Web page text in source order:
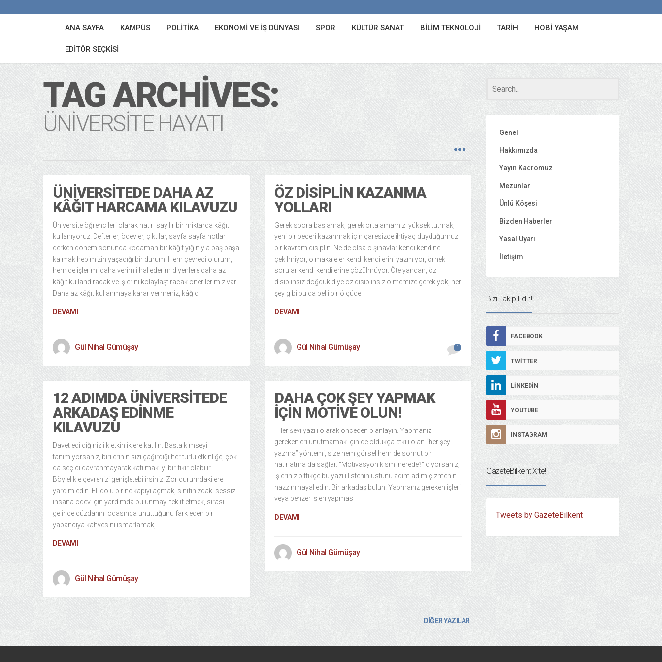
ANA SAYFA KAMPÜS POLITIKA EKONOMI VE İŞ DÜNYASI SPOR KÜLTÜR SANAT BILIM TEKNOLOJI TARIH HOBI YAŞAM
EDITÖR SEÇKISI
TAG ARCHIVES:
ÜNIVERSITE HAYATI
ÜNIVERSITEDE DAHA AZ
KÂĞIT HARCAMA KILAVUZU
Üniversite öğrencileri olarak hatırı sayılır bir miktarda kâğıt
kullanıyoruz. Defterler, ödevler, çıktılar, sayfa sayfa notlar
derken dönem sonunda kocaman bir kâğıt yığınıyla baş başa
kalmak hepimizin yaşadığı bir durum. Hem çevreci olurum,
hem de işlerimi daha verimli hallederim diyenlere daha az
kâğıt kullandıracak ve işlerini kolaylaştıracak önerilerimiz var!
Daha az kâğıt kullanmaya karar vermeniz, kâğıdı
DEVAMI
Gül Nihal Gümüşay
ÖZ DISIPLIN KAZANMA
YOLLARI
Gerek spora başlamak, gerek ortalamamızı yüksek tutmak,
yeni bir beceri kazanmak için çaresizce ihtiyaç duyduğumuz
bir kavram disiplin. Ne de olsa o şınavlar kendi kendine
çekilmiyor, o makaleler kendi kendilerini yazmıyor, örnek
sorular kendi kendilerine çözülmüyor. Öte yandan, öz
disiplinsiz doğduk diye öz disiplinsiz ölmemize gerek yok, her
şey gibi bu da belli bir ölçüde
DEVAMI
Gül Nihal Gümüşay 1
12 ADIMDA ÜNIVERSITEDE
ARKADAŞ EDINME
KILAVUZU
Davet edildiğiniz ilk etkinliklere katılın. Başta kimseyi
tanımıyorsanız, birilerinin sizi çağırdığı her türlü etkinliğe, çok
da seçici davranmayarak katılmak iyi bir fikir olabilir.
Böylelikle çevrenizi genişletebilirsiniz. Zor durumdakilere
yardım edin. Eli dolu birine kapıyı açmak, sınıfınızdaki sessiz
insana ödev için yardımda bulunmayı teklif etmek, sırası
gelince cüzdanını odasında unuttuğunu fark eden bir
yabancıya kahvesini ısmarlamak,
DEVAMI
Gül Nihal Gümüşay
DAHA ÇOK ŞEY YAPMAK
İÇIN MOTIVE OLUN!
Her şeyi yazılı olarak önceden planlayın. Yapmanız
gerekenleri unutmamak için de oldukça etkili olan “her şeyi
yazma” yöntemi, size hem görsel hem de somut bir
hatırlatma da sağlar. “Motivasyon kısmı nerede?” diyorsanız,
işleriniz bittikçe bu yazılı listenin üstünü adım adım çizmenin
hazzını hayal edin. Bir arkadaş bulun. Yapmanız gereken işleri
veya benzer işleri yapması
DEVAMI
Gül Nihal Gümüşay
DİĞER YAZILAR
Genel
Hakkımızda
Yayın Kadromuz
Mezunlar
Ünlü Köşesi
Bizden Haberler
Yasal Uyarı
İletişim
Bizi Takip Edin!
FACEBOOK
TWITTER
LINKEDIN
YOUTUBE
INSTAGRAM
GazeteBilkent X’te!
Tweets by GazeteBilkent